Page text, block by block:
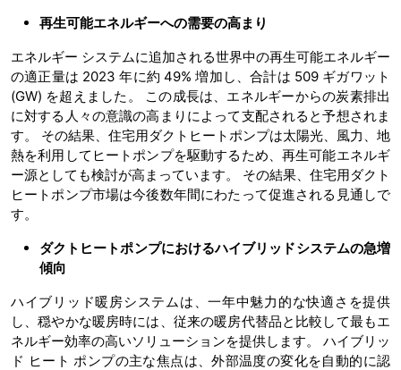
再生可能エネルギーへの需要の高まり
エネルギー システムに追加される世界中の再生可能エネルギー
の適正量は 2023 年に約 49% 増加し、合計は 509 ギガワット
(GW) を超えました。 この成長は、エネルギーからの炭素排出
に対する人々の意識の高まりによって支配されると予想されま
す。 その結果、住宅用ダクトヒートポンプは太陽光、風力、地
熱を利用してヒートポンプを駆動するため、再生可能エネルギ
ー源としても検討が高まっています。 その結果、住宅用ダクト
ヒートポンプ市場は今後数年間にわたって促進される見通しで
す。
ダクトヒートポンプにおけるハイブリッドシステムの急増
傾向
ハイブリッド暖房システムは、一年中魅力的な快適さを提供
し、穏やかな暖房時には、従来の暖房代替品と比較して最もエ
ネルギー効率の高いソリューションを提供します。 ハイブリッ
ド ヒート ポンプの主な焦点は、外部温度の変化を自動的に認